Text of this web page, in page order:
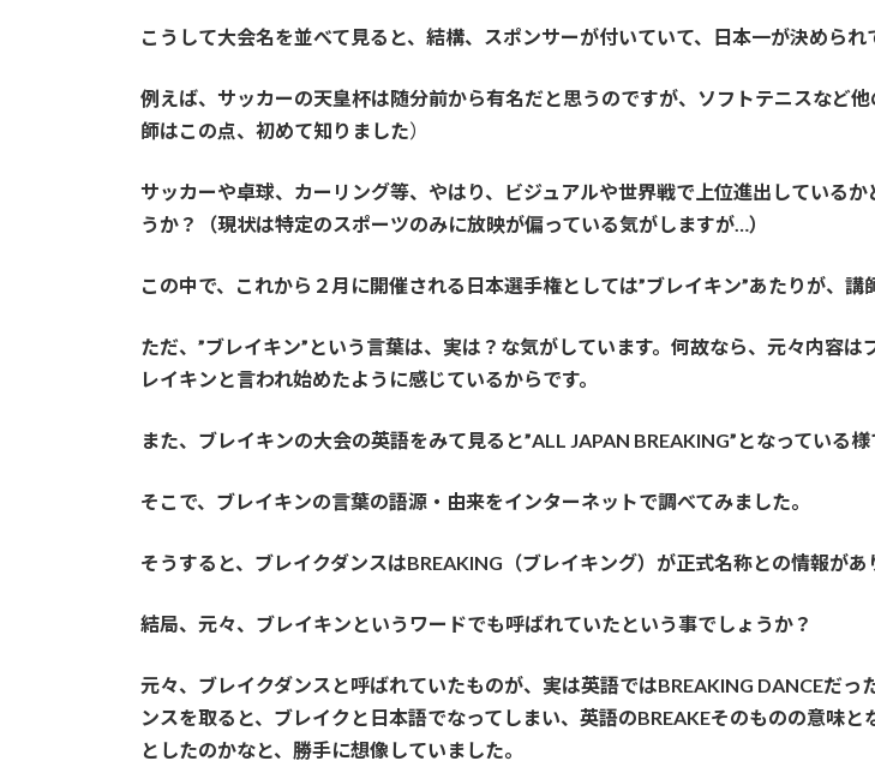
こうして大会名を並べて見ると、結構、スポンサーが付いていて、日本一が決められ
例えば、サッカーの天皇杯は随分前から有名だと思うのですが、ソフトテニスなど
師はこの点、初めて知りました）
サッカーや卓球、カーリング等、やはり、ビジュアルや世界戦で上位進出している
うか？（現状は特定のスポーツのみに放映が偏っている気がしますが…）
この中で、これから２月に開催される日本選手権としては”ブレイキン”あたりが、
ただ、”ブレイキン”という言葉は、実は？な気がしています。何故なら、元々内容
レイキンと言われ始めたように感じているからです。
また、ブレイキンの大会の英語をみて見ると”ALL JAPAN BREAKING”となっている
そこで、ブレイキンの言葉の語源・由来をインターネットで調べてみました。
そうすると、ブレイクダンスはBREAKING（ブレイキング）が正式名称との情報が
結局、元々、ブレイキンというワードでも呼ばれていたという事でしょうか？
元々、ブレイクダンスと呼ばれていたものが、実は英語ではBREAKING DANCEだ
ンスを取ると、ブレイクと日本語でなってしまい、英語のBREAKEそのものの意味
としたのかなと、勝手に想像していました。